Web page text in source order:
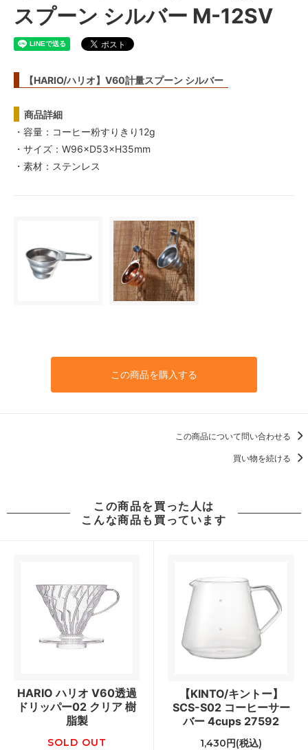
スプーン シルバー M-12SV
【HARIO/ハリオ】V60計量スプーン シルバー
商品詳細
・容量：コーヒー粉すりきり12g
・サイズ：W96×D53×H35mm
・素材：ステンレス
この商品を購入する
この商品について問い合わせる
買い物を続ける
この商品を買った人は
こんな商品も買っています
HARIO ハリオ V60透過
ドリッパー02 クリア 樹
脂製
SOLD OUT
【KINTO/キントー】
SCS-S02 コーヒーサー
バー 4cups 27592
1,430円(税込)